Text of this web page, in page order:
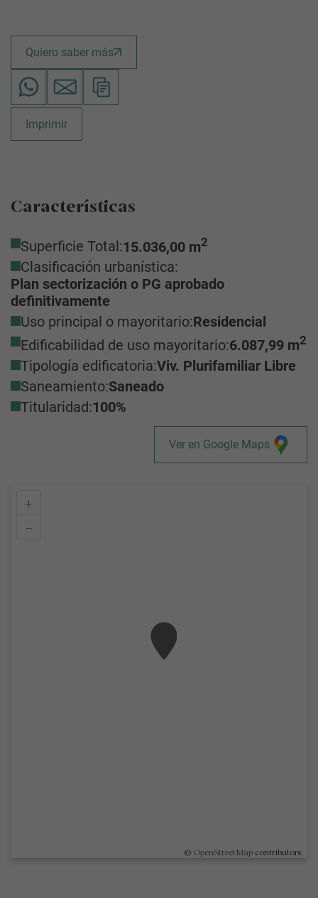
Quiero saber más
Imprimir
Características
Superficie Total:15.036,00 m2
Clasificación urbanística:
Plan sectorización o PG aprobado
definitivamente
Uso principal o mayoritario:Residencial
Edificabilidad de uso mayoritario:6.087,99 m2
Tipología edificatoria:Viv. Plurifamiliar Libre
Saneamiento:Saneado
Titularidad:100%
Ver en Google Maps
+
–
© OpenStreetMap contributors.